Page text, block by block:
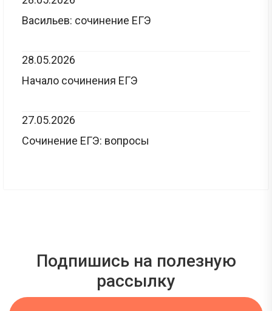
Васильев: сочинение ЕГЭ
28.05.2026
Начало сочинения ЕГЭ
27.05.2026
Сочинение ЕГЭ: вопросы
Подпишись на полезную
рассылку